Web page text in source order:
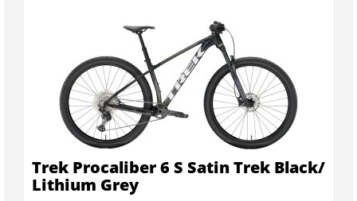
Trek Procaliber 6 S Satin Trek Black/
Lithium Grey